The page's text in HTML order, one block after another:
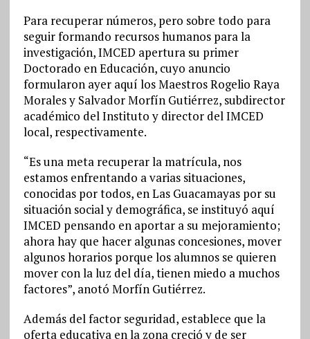
Para recuperar números, pero sobre todo para
seguir formando recursos humanos para la
investigación, IMCED apertura su primer
Doctorado en Educación, cuyo anuncio
formularon ayer aquí los Maestros Rogelio Raya
Morales y Salvador Morfín Gutiérrez, subdirector
académico del Instituto y director del IMCED
local, respectivamente.
“Es una meta recuperar la matrícula, nos
estamos enfrentando a varias situaciones,
conocidas por todos, en Las Guacamayas por su
situación social y demográfica, se instituyó aquí
IMCED pensando en aportar a su mejoramiento;
ahora hay que hacer algunas concesiones, mover
algunos horarios porque los alumnos se quieren
mover con la luz del día, tienen miedo a muchos
factores”, anotó Morfín Gutiérrez.
Además del factor seguridad, establece que la
oferta educativa en la zona creció y de ser